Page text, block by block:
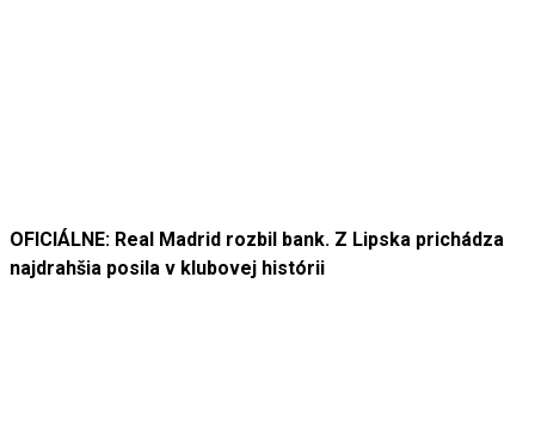
OFICIÁLNE: Real Madrid rozbil bank. Z Lipska prichádza
najdrahšia posila v klubovej histórii